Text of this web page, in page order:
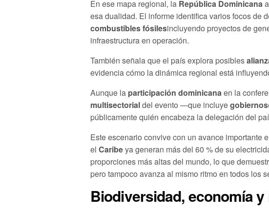
En ese mapa regional, la República Dominicana
esa dualidad. El informe identifica varios focos de
combustibles fósilesincluyendo proyectos de
infraestructura en operación.
También señala que el país explora posibles
evidencia cómo la dinámica regional está
Aunque la participación dominicanaen la
multisectorialdel evento —que incluyegobiernos
públicamente quién encabeza la delegación del
Este escenario convive con un avance importante
elCaribeya generan más del 60 % de su
proporciones más altas del mundo, lo que
pero tampoco avanza al mismo ritmo en todos los
Biodiversidad, economía